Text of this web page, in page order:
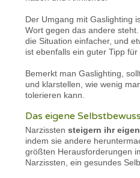
Der Umgang mit Gaslighting
Wort gegen das andere
die Situation einfacher, und
ist ebenfalls ein guter Tipp für
Bemerkt man Gaslighting,
und klarstellen, wie wenig
tolerieren kann.
Das eigene
Narzisstensteigern ihr
indem sie andere
größten Herausforderungen
Narzissten, ein gesundes